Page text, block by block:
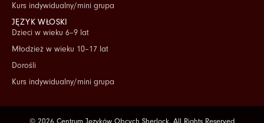
Kurs indywidualny/mini grupa
JĘZYK WŁOSKI
Dzieci w wieku 6–9 lat
Młodzież w wieku 10–17 lat
Dorośli
Kurs indywidualny/mini grupa
© 2026 Centrum Języków Obcych Sherlock. All Rights Reserved